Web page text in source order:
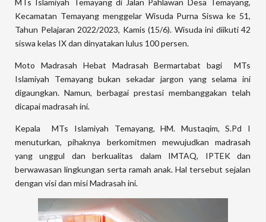
MTs Islamiyah Temayang di Jalan Pahlawan Desa Temayang,
Kecamatan Temayang menggelar Wisuda Purna Siswa ke 51,
Tahun Pelajaran 2022/2023, Kamis (15/6). Wisuda ini diikuti 42
siswa kelas IX dan dinyatakan lulus 100 persen.
Moto Madrasah Hebat Madrasah Bermartabat bagi MTs
Islamiyah Temayang bukan sekadar jargon yang selama ini
digaungkan. Namun, berbagai prestasi membanggakan telah
dicapai madrasah ini.
Kepala MTs Islamiyah Temayang, HM. Mustaqim, S.Pd I
menuturkan, pihaknya berkomitmen mewujudkan madrasah
yang unggul dan berkualitas dalam IMTAQ, IPTEK dan
berwawasan lingkungan serta ramah anak. Hal tersebut sejalan
dengan visi dan misi Madrasah ini.